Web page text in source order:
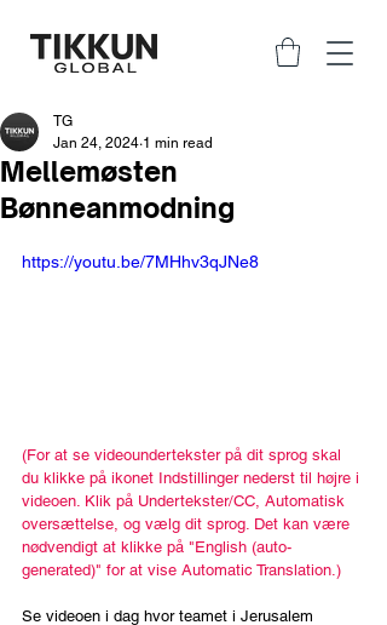
Mellemøsten
Bønneanmodning
TG
Jan 24, 2024 1 min read
https://youtu.be/7MHhv3qJNe8
(For at se videoundertekster på dit sprog skal
du klikke på ikonet Indstillinger nederst til højre i
videoen. Klik på Undertekster/CC, Automatisk
oversættelse, og vælg dit sprog. Det kan være
nødvendigt at klikke på "English (auto-
generated)" for at vise Automatic Translation.)
Se videoen i dag hvor teamet i Jerusalem